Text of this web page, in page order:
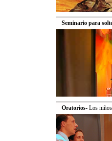
Seminario para
Oratorios- Los